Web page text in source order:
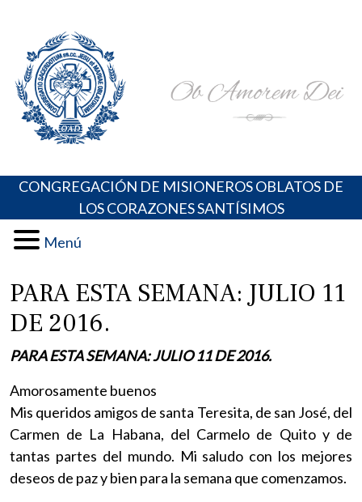
content
Portal de los Padres Oblatos. Advocaciones Marianas,
Oraciones, Música religiosa y más
CONGREGACIÓN DE MISIONEROS OBLATOS DE
LOS CORAZONES SANTÍSIMOS
Menú
PARA ESTA SEMANA: JULIO 11
DE 2016.
PARA ESTA SEMANA: JULIO 11 DE 2016.
Amorosamente buenos
Mis queridos amigos de santa Teresita, de san José, del
Carmen de La Habana, del Carmelo de Quito y de
tantas partes del mundo. Mi saludo con los mejores
deseos de paz y bien para la semana que comenzamos.